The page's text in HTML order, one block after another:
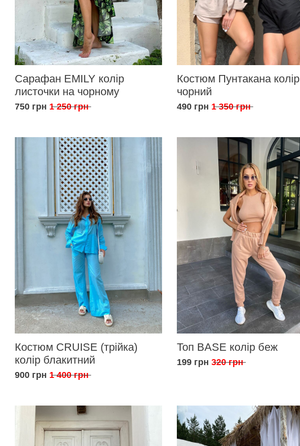
Сарафан EMILY колір
листочки на чорному
750 грн 1 250 грн
Костюм Пунтакана колір
чорний
490 грн 1 350 грн
Костюм CRUISE (трійка)
колір блакитний
900 грн 1 400 грн
Топ BASE колір беж
199 грн 320 грн